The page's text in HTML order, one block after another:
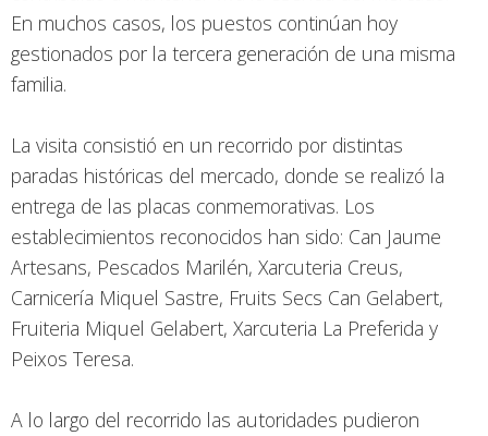
En muchos casos, los puestos continúan hoy
gestionados por la tercera generación de una misma
familia.
La visita consistió en un recorrido por distintas
paradas históricas del mercado, donde se realizó la
entrega de las placas conmemorativas. Los
establecimientos reconocidos han sido: Can Jaume
Artesans, Pescados Marilén, Xarcuteria Creus,
Carnicería Miquel Sastre, Fruits Secs Can Gelabert,
Fruiteria Miquel Gelabert, Xarcuteria La Preferida y
Peixos Teresa.
A lo largo del recorrido las autoridades pudieron